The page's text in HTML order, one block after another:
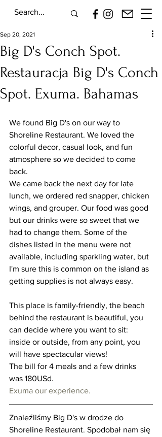
Big D's Conch Spot.
Restauracja Big D's Conch
Spot. Exuma. Bahamas
Sep 20, 2021
We found Big D's on our way to
Shoreline Restaurant. We loved the
colorful decor, casual look, and fun
atmosphere so we decided to come
back.
We came back the next day for late
lunch, we ordered red snapper, chicken
wings, and grouper. Our food was good
but our drinks were so sweet that we
had to change them. Some of the
dishes listed in the menu were not
available, including sparkling water, but
I'm sure this is common on the island as
getting supplies is not always easy.
This place is family-friendly, the beach
behind the restaurant is beautiful, you
can decide where you want to sit:
inside or outside, from any point, you
will have spectacular views!
The bill for 4 meals and a few drinks
was 180USd.
Exuma our experience.
Znaleźliśmy Big D's w drodze do
Shoreline Restaurant. Spodobał nam się